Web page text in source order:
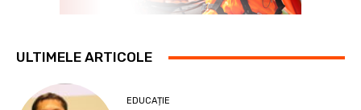
ULTIMELE ARTICOLE
EDUCAȚIE